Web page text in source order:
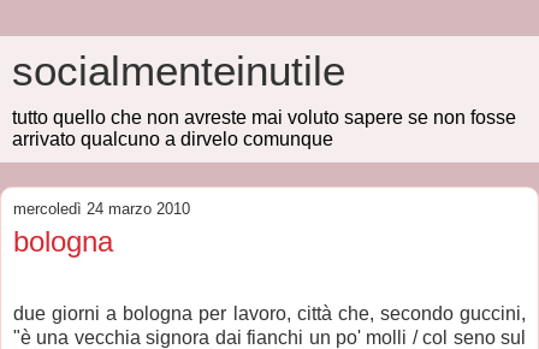
socialmenteinutile
tutto quello che non avreste mai voluto sapere se non fosse
arrivato qualcuno a dirvelo comunque
mercoledì 24 marzo 2010
bologna
due giorni a bologna per lavoro, città che, secondo guccini,
"è una vecchia signora dai fianchi un po' molli / col seno sul